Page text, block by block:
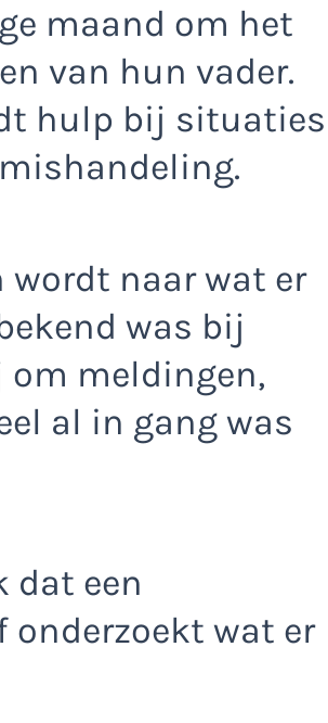
maand om het
van hun vader.
hulp bij situaties
wordt naar wat er
was bij
om meldingen,
al in gang was
dat een
onderzoekt wat er